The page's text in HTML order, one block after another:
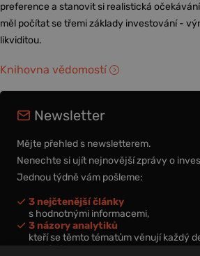
preference a stanovit si realistická
měl počítat se třemi základy investování -
likviditou.
Knihovna vědomostí
Newsletter
Mějte přehled s newsletterem.
Nenechte si ujít nejnovější zprávy o
Jednou týdně vám pošleme:
3 nejčtenější články
s hodnotnými informacemi,
3 názory analytiků
kteří se těmto tématům věnují každý
nová videa a podcasty